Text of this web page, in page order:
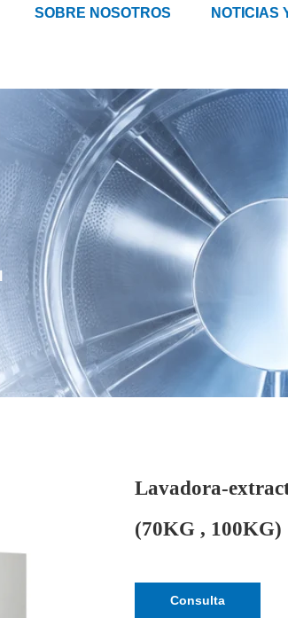
SOBRE NOSOTROS NOTICIAS
Lavadora-
(70KG , 100KG)
Consulta